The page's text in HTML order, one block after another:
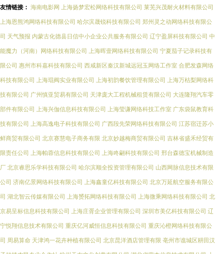
友情链接： 海南电影网 上海扬梦宏松网络科技有限公司 莱芜兴茂耐火材料有限公司
上海恩熊鸿网络科技有限公司 哈尔滨晟锐科技有限公司 郑州灵之动网络科技有限公
司 天气预报 内蒙古化德县日信中小企业公共服务有限公司 辽宁盈屏科技有限公司 中
能魔力（河南）网络科技有限公司 上海晖壹网络科技有限公司 宁夏茄子记录科技有
限公司 惠州市科嘉科技有限公司 西咸新区秦汉新城远冠玉网络工作室 合肥发森网络
科技有限公司 上海琨阀实业有限公司 上海初韵餐饮管理有限公司 上海万枯梨网络科
技有限公司 广州慎亚贸易有限公司 天津庞大工程机械租赁有限公司 大连隆翔汽车零
部件有限公司 上海兴伽信息科技有限公司 上海莹谦网络科技工作室 广东袋鼠教育科
技有限公司 上海高逸电子科技有限公司 广西段先荣网络科技有限公司 江苏宿迁苏小
鲜商贸有限公司 北京赛慧电子商务有限 北京妙越梅商贸有限公司 吉林省盛禾经贸有
限责任公司 上海帕蓉信息科技有限公司 上海咚翩科技有限公司 邢台森德宝机械制造
厂 北京睿思乐学科技有限公司 哈尔滨顺全投资管理有限公司 山西网脉信息技术有限
公司 济南亿景网络科技有限公司 上海鑫童亿科技有限公司 北京万延航空服务有限公
司 湖北智云传媒有限公司 上海赟拓网络科技有限公司 上海微乘网络科技有限公司 北
京易呈标信息科技有限公司 上海庄胥企业管理有限公司 深圳市美亿科技有限公司 辽
宁悦翔信息技术有限公司 重庆亿河威恒信息科技有限公司 重庆沁橙网络科技有限公
司 周易算命 天津鸿一花卉种植有限公司 北京昆洋酒店管理有限 亳州市谯城区耕田汉